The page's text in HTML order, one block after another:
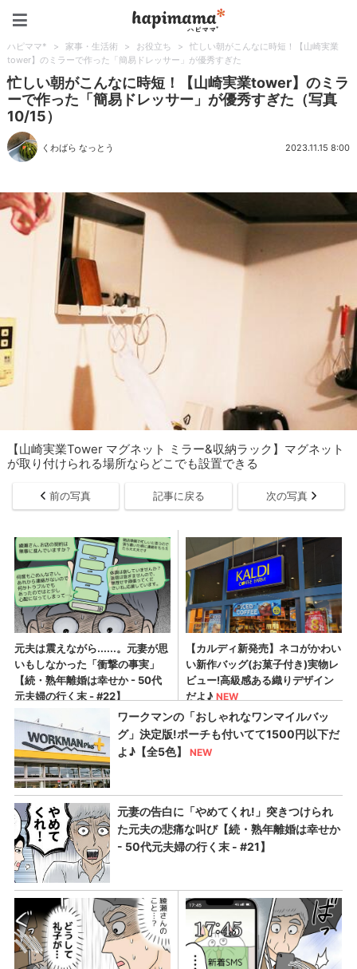
ハピママ* > 家事・生活術 > お役立ち >
忙しい朝がこんなに時短！【山崎実業
tower】のミラーで作った「簡易ドレッサー」が優秀すぎた
忙しい朝がこんなに時短！【山崎実業tower】のミラ
ーで作った「簡易ドレッサー」が優秀すぎた（写真
10/15）
くわばら なっとう 2023.11.15 8:00
【山崎実業Tower マグネット ミラー&収納ラック】マグネット
が取り付けられる場所ならどこでも設置できる
前の写真 記事に戻る 次の写真